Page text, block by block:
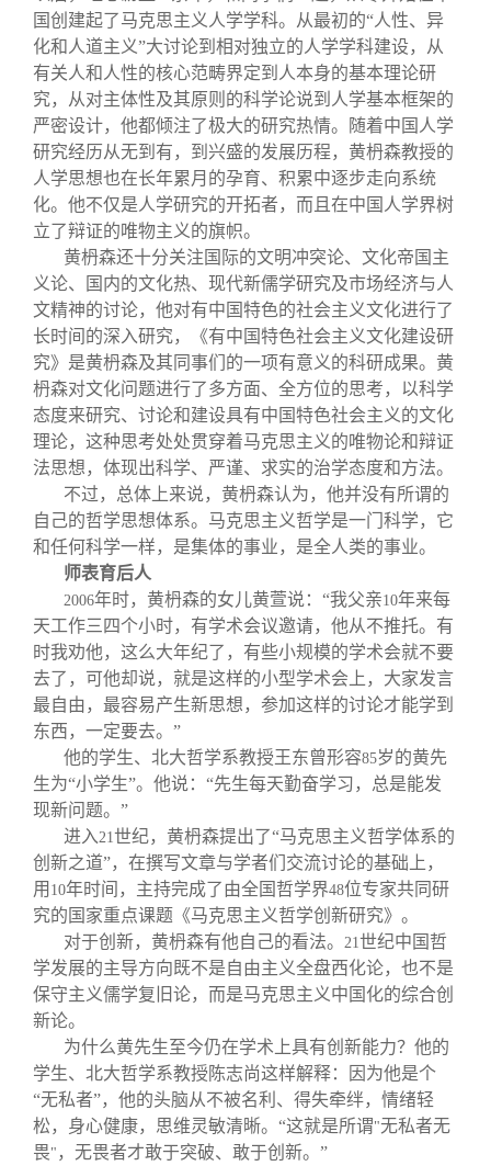
国创建起了马克思主义人学学科。从最初的“人性、异
化和人道主义”大讨论到相对独立的人学学科建设，从
有关人和人性的核心范畴界定到人本身的基本理论研
究，从对主体性及其原则的科学论说到人学基本框架的
严密设计，他都倾注了极大的研究热情。随着中国人学
研究经历从无到有，到兴盛的发展历程，黄枬森教授的
人学思想也在长年累月的孕育、积累中逐步走向系统
化。他不仅是人学研究的开拓者，而且在中国人学界树
立了辩证的唯物主义的旗帜。
黄枬森还十分关注国际的文明冲突论、文化帝国主
义论、国内的文化热、现代新儒学研究及市场经济与人
文精神的讨论，他对有中国特色的社会主义文化进行了
长时间的深入研究，《有中国特色社会主义文化建设研
究》是黄枬森及其同事们的一项有意义的科研成果。黄
枬森对文化问题进行了多方面、全方位的思考，以科学
态度来研究、讨论和建设具有中国特色社会主义的文化
理论，这种思考处处贯穿着马克思主义的唯物论和辩证
法思想，体现出科学、严谨、求实的治学态度和方法。
不过，总体上来说，黄枬森认为，他并没有所谓的
自己的哲学思想体系。马克思主义哲学是一门科学，它
和任何科学一样，是集体的事业，是全人类的事业。
师表育后人
2006年时，黄枬森的女儿黄萱说：“我父亲10年来每
天工作三四个小时，有学术会议邀请，他从不推托。有
时我劝他，这么大年纪了，有些小规模的学术会就不要
去了，可他却说，就是这样的小型学术会上，大家发言
最自由，最容易产生新思想，参加这样的讨论才能学到
东西，一定要去。”
他的学生、北大哲学系教授王东曾形容85岁的黄先
生为“小学生”。他说：“先生每天勤奋学习，总是能发
现新问题。”
进入21世纪，黄枬森提出了“马克思主义哲学体系的
创新之道”，在撰写文章与学者们交流讨论的基础上，
用 10年时间，主持完成了由全国哲学界48位专家共同研
究的国家重点课题《马克思主义哲学创新研究》。
对于创新，黄枬森有他自己的看法。 21世纪中国哲
学发展的主导方向既不是自由主义全盘西化论，也不是
保守主义儒学复旧论，而是马克思主义中国化的综合创
新论。
为什么黄先生至今仍在学术上具有创新能力？他的
学生、北大哲学系教授陈志尚这样解释：因为他是个
“无私者”，他的头脑从不被名利、得失牵绊，情绪轻
松，身心健康，思维灵敏清晰。“这就是所谓"无私者无
畏" ，无畏者才敢于突破、敢于创新。”